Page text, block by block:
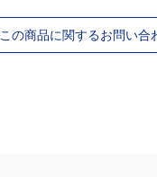
この商品に関するお問い合